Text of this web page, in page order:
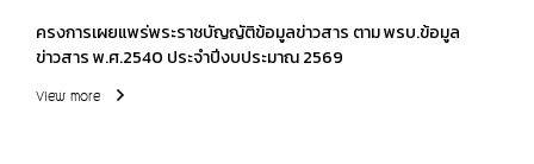
ครงการเผยแพร่พระราชบัญญัติข้อมูลข่าวสาร ตาม พรบ.ข้อมูล
ข่าวสาร พ.ศ.2540 ประจำปีงบประมาณ 2569
View more